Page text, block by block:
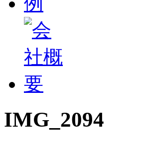
IMG_2094